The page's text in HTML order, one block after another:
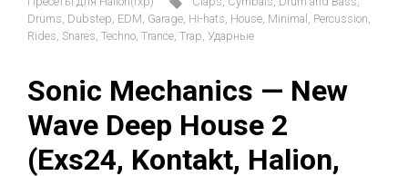
Drums, Dubstep, EDM, Garage, Hi-hats, House, Minimal , Percussion,
Rides, Snares, Techno, Trance, Trap, Ударные
Sonic Mechanics — New
Wave Deep House 2
(Exs24, Kontakt, Halion,